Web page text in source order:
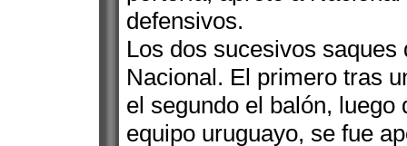
defensivos.
Los dos sucesivos
Nacional. El primero tras
el segundo el balón,
equipo uruguayo, se fue